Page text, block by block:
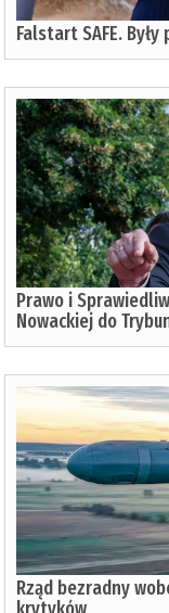
Falstart SAFE.
Prawo i
Nowackiej do
Rząd bezradny